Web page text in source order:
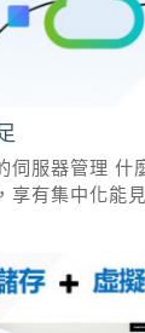
伺服器管理
享有集中化能